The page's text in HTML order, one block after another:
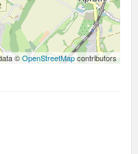
©OpenStreetMapcontributors